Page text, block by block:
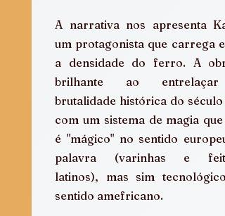
A narrativa nos apresenta
um protagonista que carrega
a densidade do ferro. A
brilhante ao
brutalidade histórica do século
com um sistema de magia que
é "mágico" no sentido
palavra (varinhas e
latinos), mas sim tecnológico
sentido amefricano.